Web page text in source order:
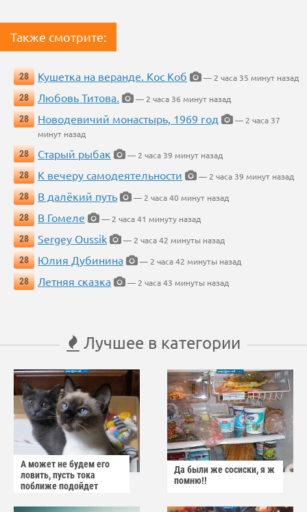
Также смотрите:
28 Кушетка на веранде. Кос Коб
— 2 часа 35 минут назад
28
Любовь Титова.
— 2 часа 36 минут назад
28
Новодевичий монастырь, 1969 год
— 2 часа 37
минут назад
28
Старый рыбак
— 2 часа 39 минут назад
28
К вечеру самодеятельности
— 2 часа 39 минут назад
28
В далёкий путь
— 2 часа 40 минут назад
28
В Гомеле
— 2 часа 41 минуту назад
28
Sergey Oussik
— 2 часа 42 минуты назад
28
Юлия Дубинина
— 2 часа 42 минуты назад
28
Летняя сказка — 2 часа 43 минуты назад
Лучшее в категории
А может не будем его
ловить, пусть тока
поближе подойдет
Да были же сосиски, я ж
помню!!